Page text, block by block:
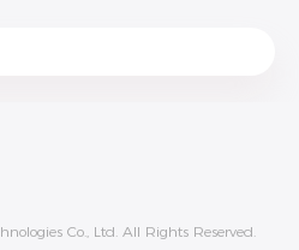
Co., Ltd. All Rights Reserved.